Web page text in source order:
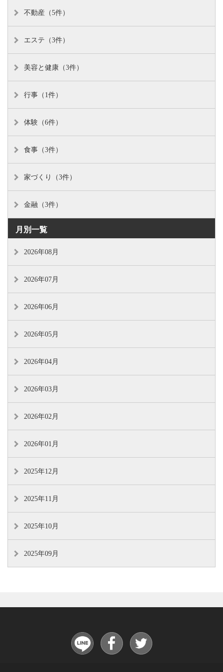
不動産（5件）
エステ（3件）
美容と健康（3件）
行事（1件）
体験（6件）
食事（3件）
家づくり（3件）
金融（3件）
月別一覧
2026年08月
2026年07月
2026年06月
2026年05月
2026年04月
2026年03月
2026年02月
2026年01月
2025年12月
2025年11月
2025年10月
2025年09月